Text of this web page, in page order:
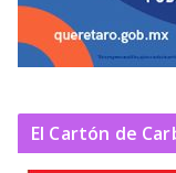
El Cartón de